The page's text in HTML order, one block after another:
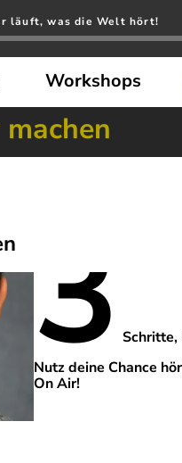
läuft, was die Welt hört!
Workshops
3 Schritte,
Nutz deine Chance
On Air!